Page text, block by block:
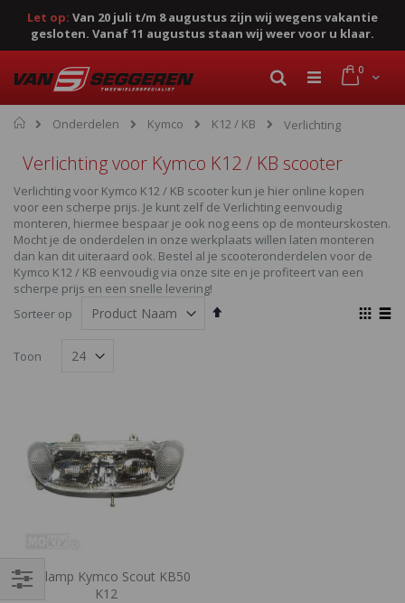
Let op: Van 20 juli t/m 8 augustus zijn wij wegens vakantie
gesloten. Vanaf 11 augustus staan wij weer voor u klaar.
naar
de
inhoud
Cart
0
Zoek
Home
Onderdelen Kymco K12 / KB Verlichting
Verlichting voor Kymco K12 / KB scooter
Verlichting voor Kymco K12 / KB scooter kun je hier online kopen
voor een scherpe prijs. Je kunt zelf de Verlichting eenvoudig
monteren, hiermee bespaar je ook nog eens op de monteurskosten.
Mocht je de onderdelen in onze werkplaats willen laten monteren
dan kan dit uiteraard ook. Bestel al je scooteronderdelen voor de
Kymco K12 / KB eenvoudig via onze site en je profiteert van een
scherpe prijs en een snelle levering!
Sorteer op
Van
Toon
Koplamp Kymco Scout KB50
K12